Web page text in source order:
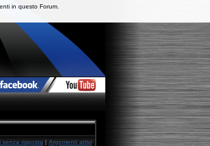
senza risposta | Argomenti attivi
in questo Forum.